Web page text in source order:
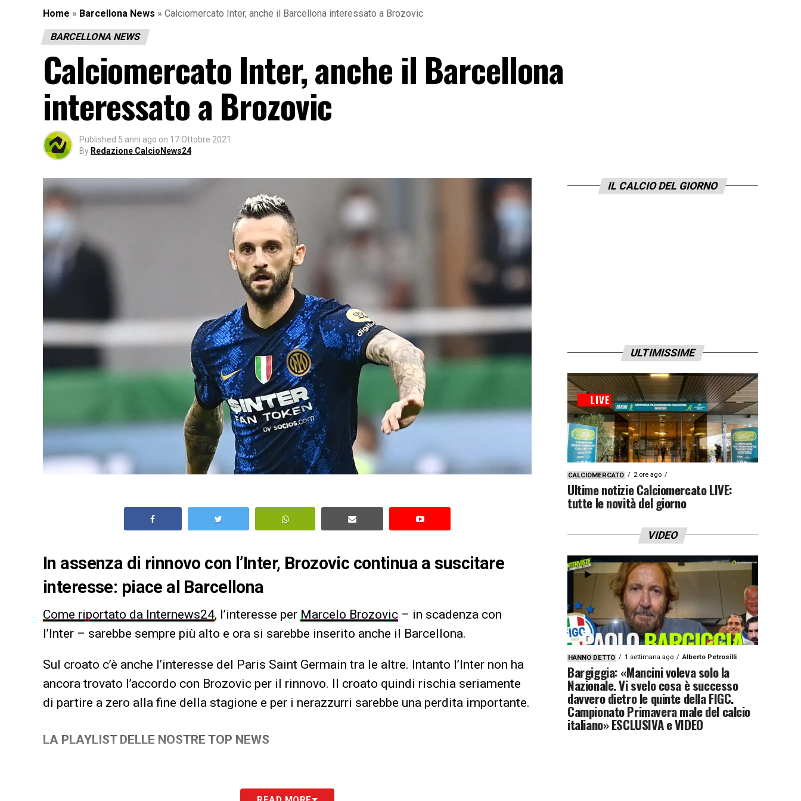
Home » Barcellona News » Calciomercato Inter, anche il Barcellona interessato a Brozovic
BARCELLONA NEWS
Calciomercato Inter, anche il Barcellona
interessato a Brozovic
Published 5 anni ago on 17 Ottobre 2021
By Redazione CalcioNews24
In assenza di rinnovo con l’Inter, Brozovic continua a suscitare
interesse: piace al Barcellona
Come riportato da Internews24, l’interesse per Marcelo Brozovic – in scadenza con
l’Inter – sarebbe sempre più alto e ora si sarebbe inserito anche il Barcellona.
Sul croato c’è anche l’interesse del Paris Saint Germain tra le altre. Intanto l’Inter non ha
ancora trovato l’accordo con Brozovic per il rinnovo. Il croato quindi rischia seriamente
di partire a zero alla fine della stagione e per i nerazzurri sarebbe una perdita importante.
LA PLAYLIST DELLE NOSTRE TOP NEWS
IL CALCIO DEL GIORNO
ULTIMISSIME
CALCIOMERCATO 2 ore ago
Ultime notizie Calciomercato LIVE:
tutte le novità del giorno
VIDEO
HANNO DETTO 1 settimana ago Alberto Petrosilli
Bargiggia: «Mancini voleva solo la
Nazionale. Vi svelo cosa è successo
davvero dietro le quinte della FIGC.
Campionato Primavera male del calcio
italiano» ESCLUSIVA e VIDEO